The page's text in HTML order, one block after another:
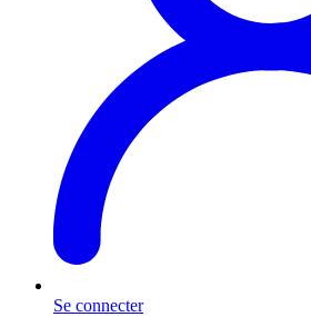
Se connecter